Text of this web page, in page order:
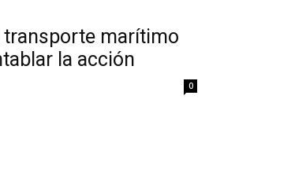
transporte marítimo
la acción
0